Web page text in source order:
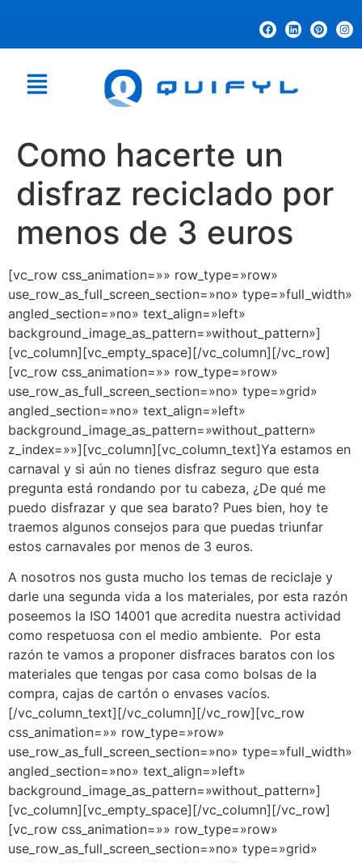
Como hacerte un
disfraz reciclado por
menos de 3 euros
[vc_row css_animation=»» row_type=»row»
use_row_as_full_screen_section=»no» type=»full_width»
angled_section=»no» text_align=»left»
background_image_as_pattern=»without_pattern»]
[vc_column][vc_empty_space][/vc_column][/vc_row]
[vc_row css_animation=»» row_type=»row»
use_row_as_full_screen_section=»no» type=»grid»
angled_section=»no» text_align=»left»
background_image_as_pattern=»without_pattern»
z_index=»»][vc_column][vc_column_text]Ya estamos en
carnaval y si aún no tienes disfraz seguro que esta
pregunta está rondando por tu cabeza, ¿De qué me
puedo disfrazar y que sea barato? Pues bien, hoy te
traemos algunos consejos para que puedas triunfar
estos carnavales por menos de 3 euros.
A nosotros nos gusta mucho los temas de reciclaje y
darle una segunda vida a los materiales, por esta razón
poseemos la ISO 14001 que acredita nuestra actividad
como respetuosa con el medio ambiente. Por esta
razón te vamos a proponer disfraces baratos con los
materiales que tengas por casa como bolsas de la
compra, cajas de cartón o envases vacíos.
[/vc_column_text][/vc_column][/vc_row][vc_row
css_animation=»» row_type=»row»
use_row_as_full_screen_section=»no» type=»full_width»
angled_section=»no» text_align=»left»
background_image_as_pattern=»without_pattern»]
[vc_column][vc_empty_space][/vc_column][/vc_row]
[vc_row css_animation=»» row_type=»row»
use_row_as_full_screen_section=»no» type=»grid»